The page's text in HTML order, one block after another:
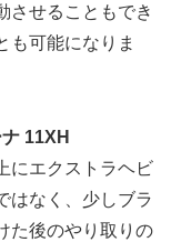
させることもでき
も可能になりま
11XH
にエクストラヘビ
はなく、少しブラ
た後のやり取りの